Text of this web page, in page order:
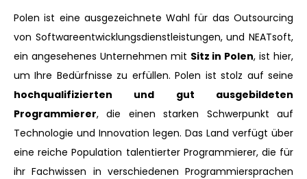
Polen ist eine ausgezeichnete Wahl für das Outsourcing
von Softwareentwicklungsdienstleistungen, und NEATsoft,
ein angesehenes Unternehmen mit Sitz in Polen, ist hier,
um Ihre Bedürfnisse zu erfüllen. Polen ist stolz auf seine
hochqualifizierten und gut ausgebildeten
Programmierer, die einen starken Schwerpunkt auf
Technologie und Innovation legen. Das Land verfügt über
eine reiche Population talentierter Programmierer, die für
ihr Fachwissen in verschiedenen Programmiersprachen